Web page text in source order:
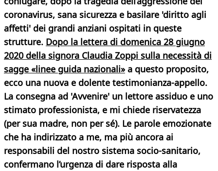
coronavirus, sana sicurezza e basilare 'diritto agli
affetti' dei grandi anziani ospitati in queste
strutture. Dopo la lettera di domenica 28 giugno
2020 della signora Claudia Zoppi sulla necessità di
sagge «linee guida nazionali» a questo proposito,
ecco una nuova e dolente testimonianza-appello.
La consegna ad 'Avvenire' un lettore assiduo e uno
stimato professionista, e mi chiede riservatezza
(per sua madre, non per sé). Le parole emozionate
che ha indirizzato a me, ma più ancora ai
responsabili del nostro sistema socio-sanitario,
confermano l’urgenza di dare risposta alla